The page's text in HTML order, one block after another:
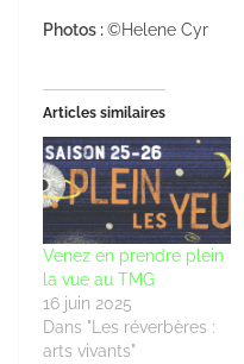
Photos :©Helene Cyr
Articles similaires
Venez en prendre plein
la vue au TMG
16 juin 2025
Dans "Les réverbères :
arts vivants"